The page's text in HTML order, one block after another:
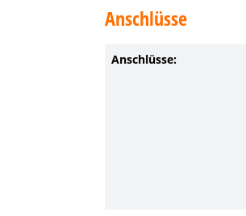
Anschlüsse
Anschlüsse: